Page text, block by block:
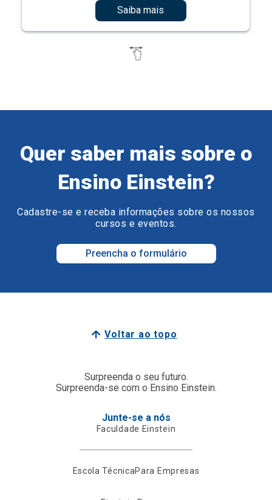
Saiba mais
Quer saber mais sobre o
Ensino Einstein?
Cadastre-se e receba informações sobre os nossos
cursos e eventos.
Preencha o formulário
Voltar ao topo
Surpreenda o seu futuro.
Surpreenda-se com o Ensino Einstein.
Junte-se a nós
Faculdade Einstein
Escola TécnicaPara Empresas